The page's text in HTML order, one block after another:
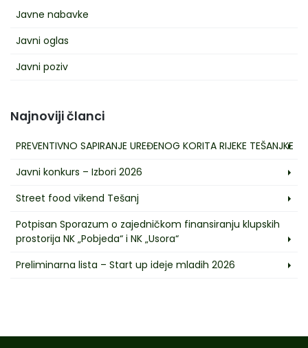
Javne nabavke
Javni oglas
Javni poziv
Najnoviji članci
PREVENTIVNO SAPIRANJE UREĐENOG KORITA RIJEKE TEŠANJKE
Javni konkurs – Izbori 2026
Street food vikend Tešanj
Potpisan Sporazum o zajedničkom finansiranju klupskih
prostorija NK „Pobjeda“ i NK „Usora“
Preliminarna lista – Start up ideje mladih 2026